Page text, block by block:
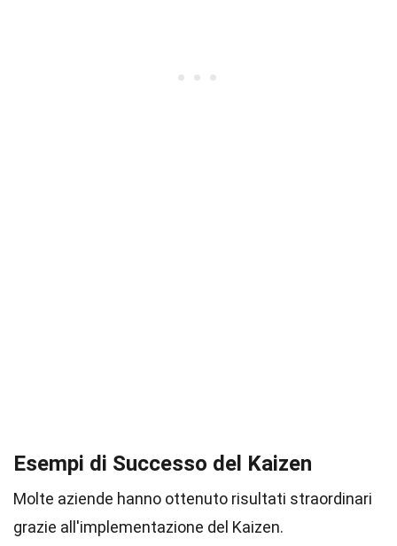
Esempi di Successo del Kaizen
Molte aziende hanno ottenuto risultati straordinari
grazie all'implementazione del Kaizen.